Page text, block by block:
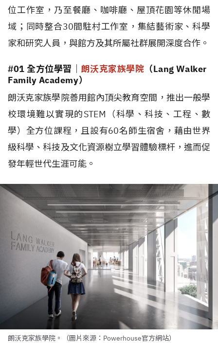
位工作室，乃至餐廳、咖啡廳、屋頂花園等休閒場
域；同時整合30間駐村工作室，集結藝術家、科學
家和研究人員，與館方及其所屬社群展開深度合作。
#01 全方位學習 朗沃克家族學院 （Lang Walker
Family Academy）
朗沃克家族學院善用館內頂尖教育空間，推出一般學
校環境難以實現的STEM（科學、科技、工程、數
學）全方位課程，且設有60名師生宿舍，藉由世界
級科學、科技及文化資源樹立學習體驗標杆，進而促
發年輕世代生涯可能。
朗沃克家族學院。（圖片來源：Powerhouse官方網站）